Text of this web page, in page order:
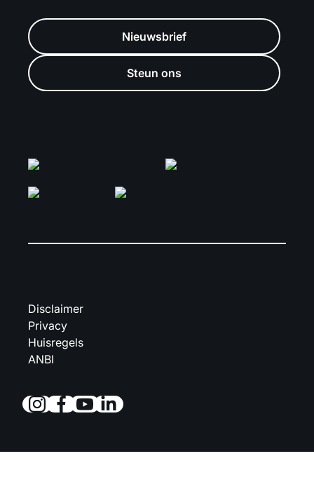
Nieuwsbrief
Steun ons
Disclaimer
Privacy
Huisregels
ANBI